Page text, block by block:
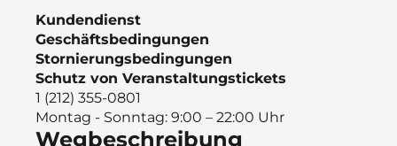
Kundendienst
Geschäftsbedingungen
Stornierungsbedingungen
Schutz von Veranstaltungstickets
1 (212) 355-0801
Montag - Sonntag: 9:00 – 22:00 Uhr
Wegbeschreibung